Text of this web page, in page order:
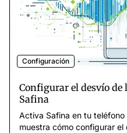
Configuración
Configurar el desvío
Safina
Activa Safina en tu
muestra cómo configurar